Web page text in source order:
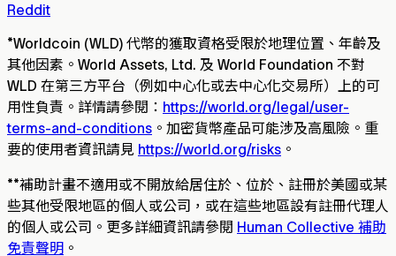
Reddit
*Worldcoin (WLD) 代幣的獲取資格受限於地理位置、年齡及
其他因素。World Assets, Ltd. 及 World Foundation 不對
WLD 在第三方平台（例如中心化或去中心化交易所）上的可
用性負責。詳情請參閱： https://world.org/legal/user-
terms-and-conditions 。加密貨幣產品可能涉及高風險。重
要的使用者資訊請見 https://world.org/risks 。
**補助計畫不適用或不開放給居住於、位於、註冊於美國或某
些其他受限地區的個人或公司，或在這些地區設有註冊代理人
的個人或公司。更多詳細資訊請參閱 Human Collective 補助
免責聲明 。